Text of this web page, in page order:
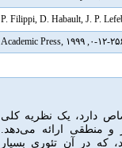
P. Filippi, D. Habault, J. P.
دارد، یک نظریه کلی
منطقی ارائه می‌دهد.
که در آن تئوری بسیار